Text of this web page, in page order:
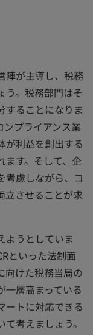
陣が主導し、税務
う。税務部門はそ
することになりま
プライアンス業
が利益を創出する
ます。そして、企
考慮しながら、コ
立させることが求
ようとしていま
といった法制面
向けた税務当局の
一層高まっている
ートに対応できる
考えましょう。